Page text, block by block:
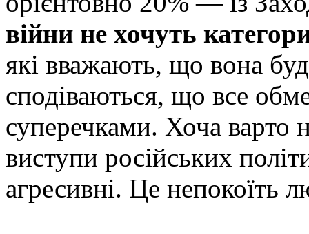
війни не хочуть
які вважають, що вона
сподіваються, що все
суперечками. Хоча варто
виступи російських
агресивні. Це непокоїть